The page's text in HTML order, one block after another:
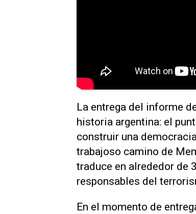
La entrega del informe
historia argentina: el
construir una
trabajoso camino de
traduce en alrededor de
responsables del
En el momento de